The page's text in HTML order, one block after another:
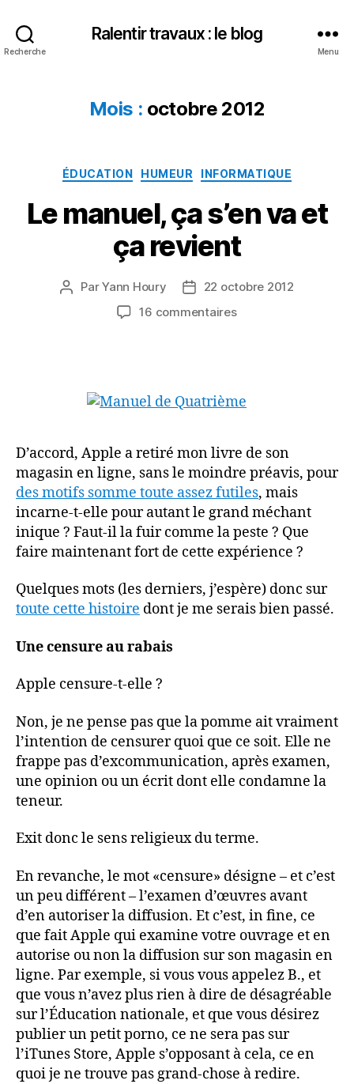
Recherche
Ralentir travaux : le blog
Menu
Mois : octobre 2012
Catégories
ÉDUCATION HUMEUR INFORMATIQUE
Le manuel, ça s’en va et
ça revient
Auteur
ParYann Houry
Date22 octobre 2012
16 commentairessur
va
revient
D’accord, Apple a retiré mon livre de son
magasin en ligne, sans le moindre préavis, pour
des motifs somme toute assez futiles, mais
incarne-t-elle pour autant le grand méchant
inique ? Faut-il la fuir comme la peste ? Que
faire maintenant fort de cette expérience ?
Quelques mots (les derniers, j’espère) donc sur
toute cette histoire dont je me serais bien passé.
Une censure au rabais
Apple censure-t-elle ?
Non, je ne pense pas que la pomme ait vraiment
l’intention de censurer quoi que ce soit. Elle ne
frappe pas d’excommunication, après examen,
une opinion ou un écrit dont elle condamne la
teneur.
Exit donc le sens religieux du terme.
En revanche, le mot «censure» désigne – et c’est
un peu différent – l’examen d’œuvres avant
d’en autoriser la diffusion. Et c’est, in fine, ce
que fait Apple qui examine votre ouvrage et en
autorise ou non la diffusion sur son magasin en
ligne. Par exemple, si vous vous appelez B., et
que vous n’avez plus rien à dire de désagréable
sur l’Éducation nationale, et que vous désirez
publier un petit porno, ce ne sera pas sur
l’iTunes Store, Apple s’opposant à cela, ce en
quoi je ne trouve pas grand-chose à redire.